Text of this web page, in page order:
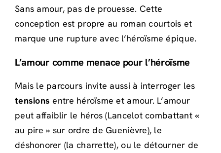
Sans amour, pas de prouesse. Cette
conception est propre au roman courtois et
marque une rupture avec l’héroïsme épique.
L’amour comme menace pour l’héroïsme
Mais le parcours invite aussi à interroger les
tensions entre héroïsme et amour. L’amour
peut affaiblir le héros (Lancelot combattant «
au pire » sur ordre de Guenièvre), le
déshonorer (la charrette), ou le détourner de